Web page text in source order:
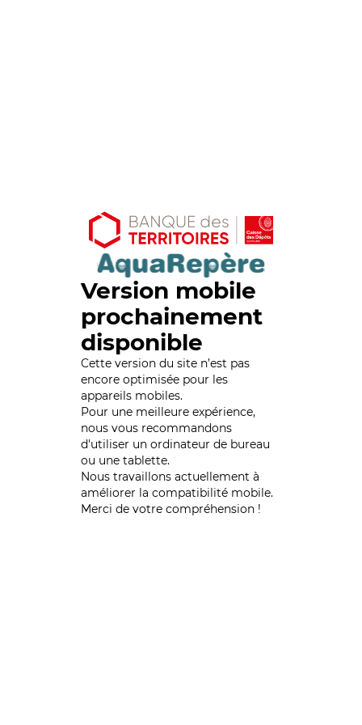
Version mobile
prochainement
disponible
Cette version du site n’est pas
encore optimisée pour les
appareils mobiles.
Pour une meilleure expérience,
nous vous recommandons
d'utiliser un ordinateur de bureau
ou une tablette.
Nous travaillons actuellement à
améliorer la compatibilité mobile.
Merci de votre compréhension !